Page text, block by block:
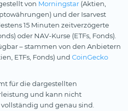
von Morningstar (Aktien,
und der Isarvest
15 Minuten zeitverzögerte
oder NAV-Kurse (ETFs, Fonds).
– stammen von den Anbietern
ETFs, Fonds) und CoinGecko
für die dargestellten
und kann nicht
und genau sind.